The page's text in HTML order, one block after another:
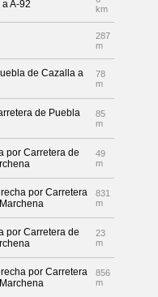
A-92
km
287
m
de Cazalla a
78
m
de Puebla
85
m
por Carretera de
49
m
por Carretera
831
m
por Carretera de
23
m
por Carretera
856
m